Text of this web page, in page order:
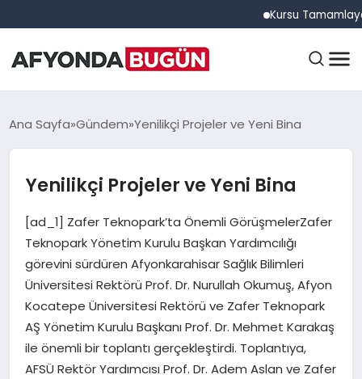
Kursu Tamamlayan
ANASAYFA
GÜNDEM
EĞITIM
DÜNYA
EKONOMI
Ana Sayfa Gündem Yenilikçi Projeler ve Yeni Bina
Yenilikçi Projeler ve Yeni Bina
[ad_1] Zafer Teknopark’ta Önemli GörüşmelerZafer
Teknopark Yönetim Kurulu Başkan Yardımcılığı
görevini sürdüren Afyonkarahisar Sağlık Bilimleri
Üniversitesi Rektörü Prof. Dr. Nurullah Okumuş, Afyon
Kocatepe Üniversitesi Rektörü ve Zafer Teknopark
AŞ Yönetim Kurulu Başkanı Prof. Dr. Mehmet Karakaş
ile önemli bir toplantı gerçekleştirdi. Toplantıya,
AFSÜ Rektör Yardımcısı Prof. Dr. Adem Aslan ve Zafer